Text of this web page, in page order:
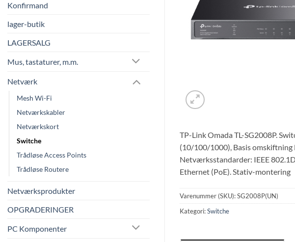
Konfirmand
lager-butik
LAGERSALG
Mus, tastaturer, m.m.
Netværk
Mesh Wi-Fi
Netværkskabler
Netværkskort
Switche
Trådløse Access Points
Trådløse Routere
Netværksprodukter
OPGRADERINGER
PC Komponenter
TP-Link Omada TL-SG2008P.
(10/100/1000), Basis omskiftning
Netværksstandarder: IEEE
Ethernet (PoE). Stativ-montering
Varenummer (SKU):SG2008P(UN)
Kategori:Switche